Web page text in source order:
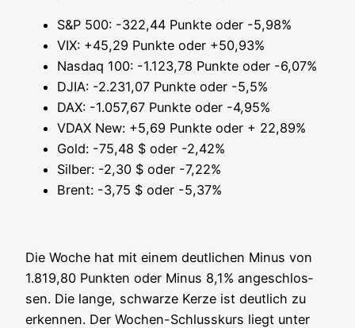
S&P 500: -322,44 Punk­te oder -5,98%
VIX: +45,29 Punk­te oder +50,93%
Nasdaq 100: -1.123,78 Punk­te oder -6,07%
DJIA: -2.231,07 Punk­te oder -5,5%
DAX: -1.057,67 Punk­te oder -4,95%
VDAX New: +5,69 Punk­te oder + 22,89%
Gold: -75,48 $ oder -2,42%
Sil­ber: -2,30 $ oder -7,22%
Brent: -3,75 $ oder -5,37%
Die Woche hat mit einem deut­li­chen Minus von
1.819,80 Punk­ten oder Minus 8,1% ange­schlos­
sen. Die lan­ge, schwar­ze Ker­ze ist deut­lich zu
erken­nen. Der Wochen-Schluss­kurs liegt unter